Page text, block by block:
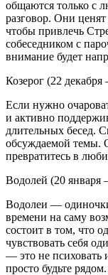
общаются только с
разговор. Они ценят
чтобы привлечь
собеседником с
внимание будет
Козерог (22
Если нужно
и активно
длительных бесед.
обсуждаемой темы.
превратитесь в
Водолей (20 января
Водолеи —
времени на саму
состоит в том, что
чувствовать себя
— это не психовать
просто будьте рядом.